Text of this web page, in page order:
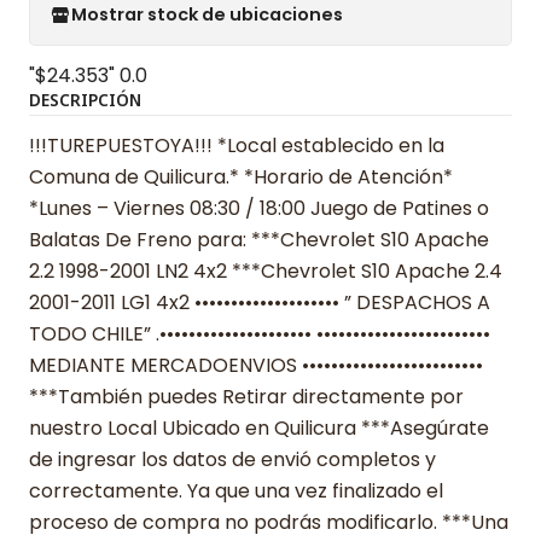
Mostrar stock de ubicaciones
"$24.353"0.0
DESCRIPCIÓN
!!!TUREPUESTOYA!!! *Local establecido en la
Comuna de Quilicura.* *Horario de Atención*
*Lunes – Viernes 08:30 / 18:00 Juego de Patines o
Balatas De Freno para: ***Chevrolet S10 Apache
2.2 1998-2001 LN2 4x2 ***Chevrolet S10 Apache 2.4
2001-2011 LG1 4x2 •••••••••••••••••••• ” DESPACHOS A
TODO CHILE” .••••••••••••••••••••• ••••••••••••••••••••••••
MEDIANTE MERCADOENVIOS •••••••••••••••••••••••••
***También puedes Retirar directamente por
nuestro Local Ubicado en Quilicura ***Asegúrate
de ingresar los datos de envió completos y
correctamente. Ya que una vez finalizado el
proceso de compra no podrás modificarlo. ***Una